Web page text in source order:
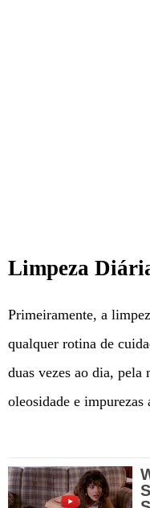
Limpeza
Primeiramente, a
qualquer rotina de
duas vezes ao dia, pela
oleosidade e impurezas